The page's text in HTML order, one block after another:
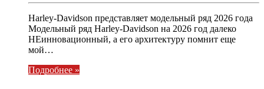
Harley-Davidson представляет модельный ряд 2026 года
Модельный ряд Harley-Davidson на 2026 год далеко
НЕинновационный, а его архитектуру помнит еще
мой…
Подробнее »